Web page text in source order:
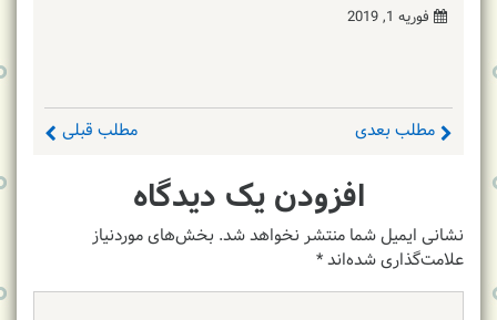
فوریه 1, 2019
مطلب قبلی مطلب بعدی
افزودن یک دیدگاه
نشانی ایمیل شما منتشر نخواهد شد. بخش‌های موردنیاز
علامت‌گذاری شده‌اند*